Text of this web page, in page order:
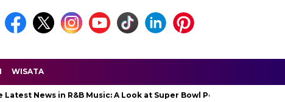
WISATA
in R&B Music: A Look at Super Bowl Performances, New Albums,